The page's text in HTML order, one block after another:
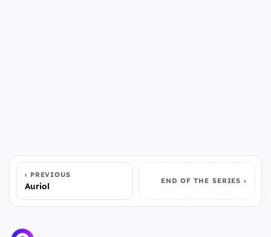
PREVIOUS
Auriol END OF THE SERIES